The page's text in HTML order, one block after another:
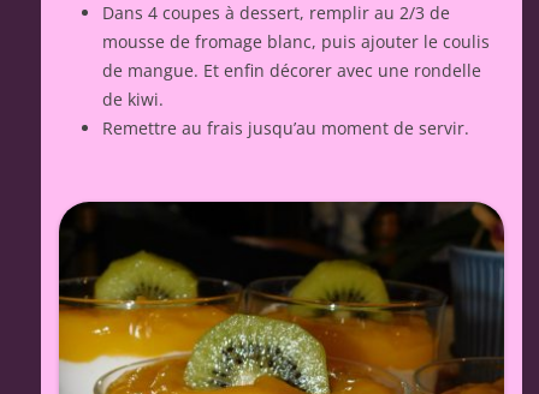
Dans 4 coupes à dessert, remplir au 2/3 de
mousse de fromage blanc, puis ajouter le coulis
de mangue. Et enfin décorer avec une rondelle
de kiwi.
Remettre au frais jusqu’au moment de servir.